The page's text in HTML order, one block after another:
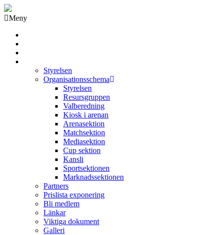
Meny
Styrelsen
Organisationsschema
Styrelsen
Resursgruppen
Valberedning
Kiosk i arenan
Arenasektion
Matchsektion
Mediasektion
Cup sektion
Kansli
Sportsektionen
Marknadssektionen
Partners
Prislista exponering
Bli medlem
Länkar
Viktiga dokument
Galleri